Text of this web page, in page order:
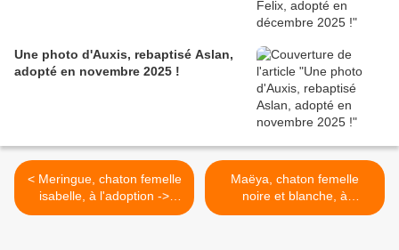
Une photo d'Auxis, rebaptisé Aslan,
adopté en novembre 2025 !
< Meringue, chaton femelle
isabelle, à l'adoption ->
adoptée
Maëya, chaton femelle
noire et blanche, à
l'adoption -> adoptée >